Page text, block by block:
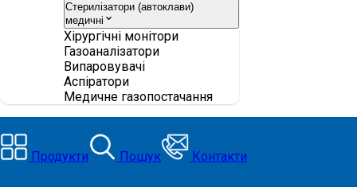
Стерилізатори (автоклави)
медичні
Хірургічні монітори
Газоаналізатори
Випаровувачі
Аспіратори
Медичне газопостачання
Продукти Пошук Контакти